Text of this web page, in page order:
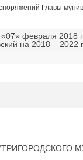
Главы
февраля 2018
на 2018 – 2022